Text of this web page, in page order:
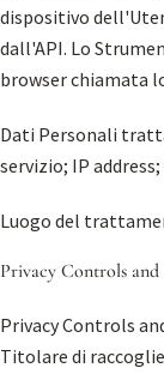
dispositivo
dall'API. Lo
browser chiamata
Dati Personali
servizio; IP
Luogo del
Privacy Controls
Privacy Controls
Titolare di